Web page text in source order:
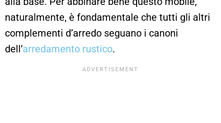
naturalmente, è fondamentale che tutti gli altri
complementi d’arredo seguano i canoni
dell’arredamento rustico.